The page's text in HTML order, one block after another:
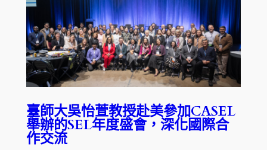
臺師大吳怡萱教授赴美參加CASEL
舉辦的SEL年度盛會，深化國際合
作交流